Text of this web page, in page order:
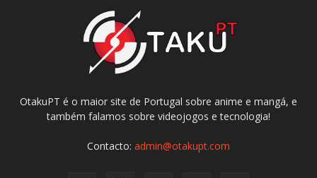
OtakuPT é o maior site de Portugal sobre anime e mangá, e
também falamos sobre videojogos e tecnologia!
Contacto: admin@otakupt.com